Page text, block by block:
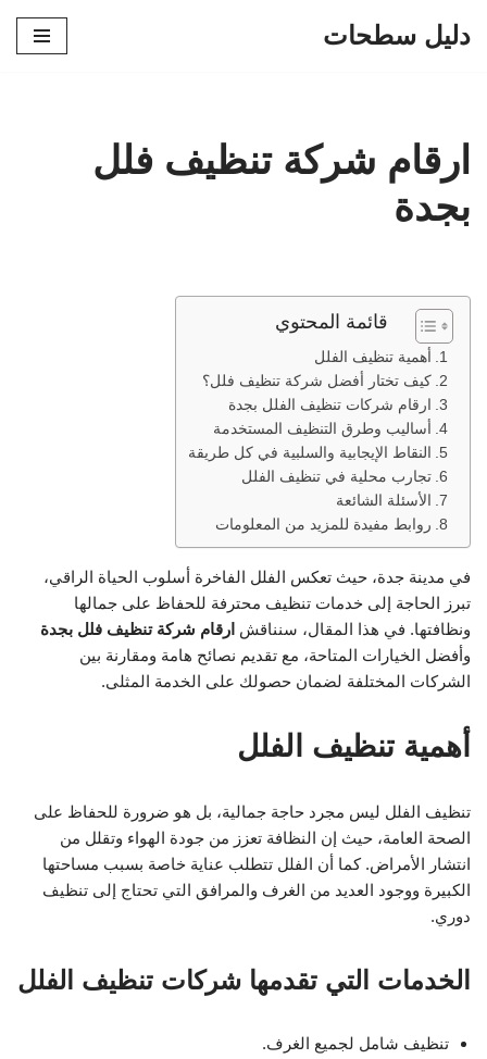
دليل سطحات
ارقام شركة تنظيف فلل
بجدة
قائمة المحتوي
أهمية تنظيف الفلل
كيف تختار أفضل شركة تنظيف فلل؟
ارقام شركات تنظيف الفلل بجدة
أساليب وطرق التنظيف المستخدمة
النقاط الإيجابية والسلبية في كل طريقة
تجارب محلية في تنظيف الفلل
الأسئلة الشائعة
روابط مفيدة للمزيد من المعلومات
في مدينة جدة، حيث تعكس الفلل الفاخرة أسلوب الحياة الراقي،
تبرز الحاجة إلى خدمات تنظيف محترفة للحفاظ على جمالها
ونظافتها. في هذا المقال، سنناقش ارقام شركة تنظيف فلل بجدة
وأفضل الخيارات المتاحة، مع تقديم نصائح هامة ومقارنة بين
الشركات المختلفة لضمان حصولك على الخدمة المثلى.
أهمية تنظيف الفلل
تنظيف الفلل ليس مجرد حاجة جمالية، بل هو ضرورة للحفاظ على
الصحة العامة، حيث إن النظافة تعزز من جودة الهواء وتقلل من
انتشار الأمراض. كما أن الفلل تتطلب عناية خاصة بسبب مساحتها
الكبيرة ووجود العديد من الغرف والمرافق التي تحتاج إلى تنظيف
دوري.
الخدمات التي تقدمها شركات تنظيف الفلل
تنظيف شامل لجميع الغرف.